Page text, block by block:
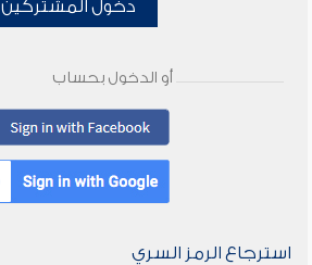
دخول المشتركين
أو الدخول بحساب
استرجاع الرمز السري